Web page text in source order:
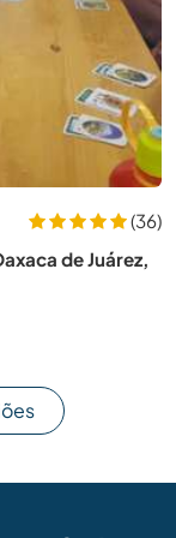
(8)
Portugal